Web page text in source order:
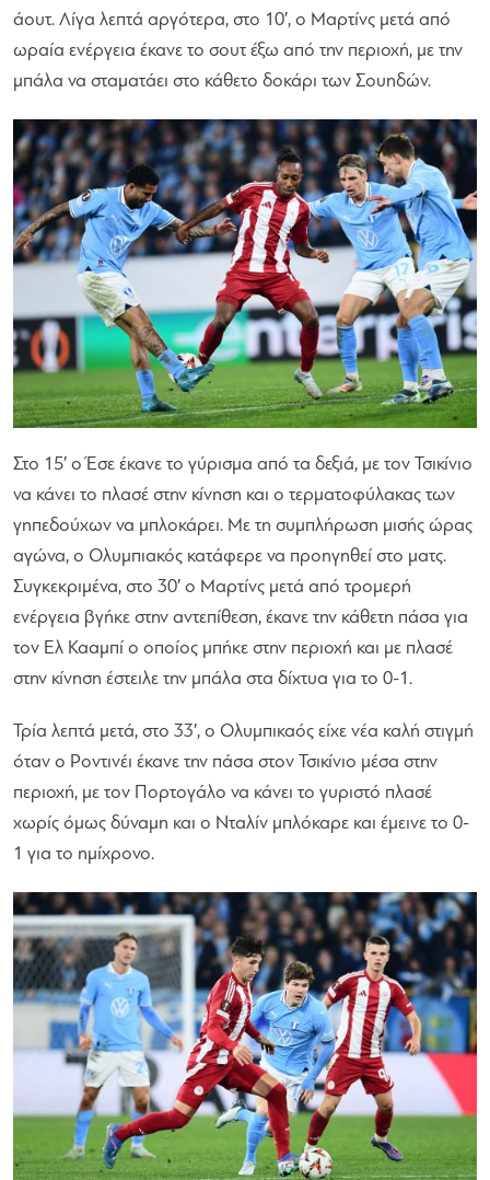
άουτ. Λίγα λεπτά αργότερα, στο 10′, ο Μαρτίνς μετά από
ωραία ενέργεια έκανε το σουτ έξω από την περιοχή, με την
μπάλα να σταματάει στο κάθετο δοκάρι των Σουηδών.
Στο 15′ ο Έσε έκανε το γύρισμα από τα δεξιά, με τον Τσικίνιο
να κάνει το πλασέ στην κίνηση και ο τερματοφύλακας των
γηπεδούχων να μπλοκάρει. Με τη συμπλήρωση μισής ώρας
αγώνα, ο Ολυμπιακός κατάφερε να προηγηθεί στο ματς.
Συγκεκριμένα, στο 30′ ο Μαρτίνς μετά από τρομερή
ενέργεια βγήκε στην αντεπίθεση, έκανε την κάθετη πάσα για
τον Ελ Κααμπί ο οποίος μπήκε στην περιοχή και με πλασέ
στην κίνηση έστειλε την μπάλα στα δίχτυα για το 0-1.
Τρία λεπτά μετά, στο 33′, ο Ολυμπικαός είχε νέα καλή στιγμή
όταν ο Ροντινέι έκανε την πάσα στον Τσικίνιο μέσα στην
περιοχή, με τον Πορτογάλο να κάνει το γυριστό πλασέ
χωρίς όμως δύναμη και ο Νταλίν μπλόκαρε και έμεινε το 0-
1 για το ημίχρονο.